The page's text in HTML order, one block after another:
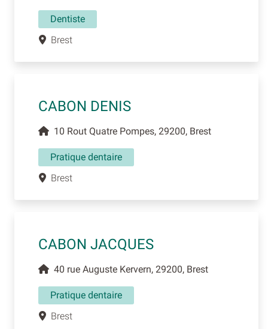
Dentiste
Brest
CABON DENIS
10 Rout Quatre Pompes, 29200, Brest
Pratique dentaire
Brest
CABON JACQUES
40 rue Auguste Kervern, 29200, Brest
Pratique dentaire
Brest